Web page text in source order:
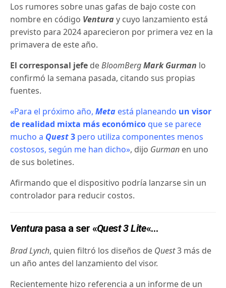
Los rumores sobre unas gafas de bajo coste con
nombre en código Ventura y cuyo lanzamiento está
previsto para 2024aparecieron por primera vez en la
primavera de este año.
El corresponsal jefe deBloomBergMark Gurman lo
confirmó la semana pasada, citando sus propias
fuentes.
«Para el próximo año,Meta está planeando un visor
de realidad mixta más económico que se parece
mucho a Quest3 pero utiliza componentes menos
costosos, según me han dicho», dijo Gurman en uno
de sus boletines.
Afirmando que el dispositivo podría lanzarse sin un
controlador para reducir costos.
Venturapasa a ser «Quest 3 Lite«…
Brad Lynch, quien filtró los diseños de Quest3 más de
un año antes del lanzamiento del visor.
Recientemente hizo referencia a un informe de un